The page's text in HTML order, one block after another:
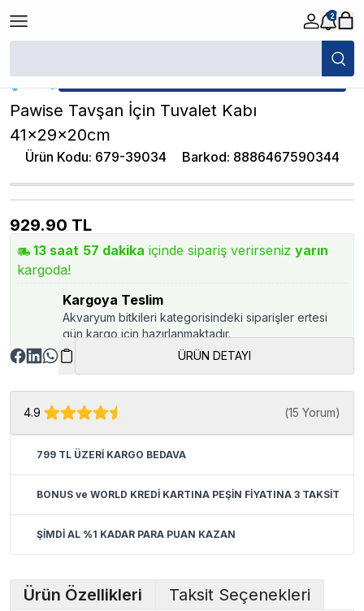
2
/ Pawise Tavşan İçin Tuvalet Kabı 41x29x20cm
★ Atakan Petshop, Pawise yetkili satıcısıdır.
Pawise Tavşan İçin Tuvalet Kabı
41x29x20cm
Ürün Kodu: 679-39034 Barkod: 8886467590344
929.90 TL
13 saat 57 dakika içinde sipariş verirseniz yarın
kargoda!
Kargoya Teslim
Akvaryum bitkileri kategorisindeki siparişler ertesi
gün kargo için hazırlanmaktadır.
ÜRÜN DETAYI
4.9 (15 Yorum)
799 TL ÜZERİ KARGO BEDAVA
BONUS ve WORLD KREDİ KARTINA PEŞİN FİYATINA 3 TAKSİT
ŞİMDİ AL %1 KADAR PARA PUAN KAZAN
Ürün Özellikleri Taksit Seçenekleri